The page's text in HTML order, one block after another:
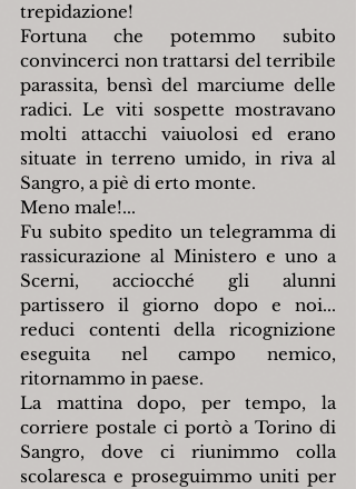
trepidazione!
Fortuna che potemmo subito
convincerci non trattarsi del terribile
parassita, bensì del marciume delle
radici. Le viti sospette mostravano
molti attacchi vaiuolosi ed erano
situate in terreno umido, in riva al
Sangro, a piè di erto monte.
Meno male!...
Fu subito spedito un telegramma di
rassicurazione al Ministero e uno a
Scerni, acciocché gli alunni
partissero il giorno dopo e noi...
reduci contenti della ricognizione
eseguita nel campo nemico,
ritornammo in paese.
La mattina dopo, per tempo, la
corriere postale ci portò a Torino di
Sangro, dove ci riunimmo colla
scolaresca e proseguimmo uniti per